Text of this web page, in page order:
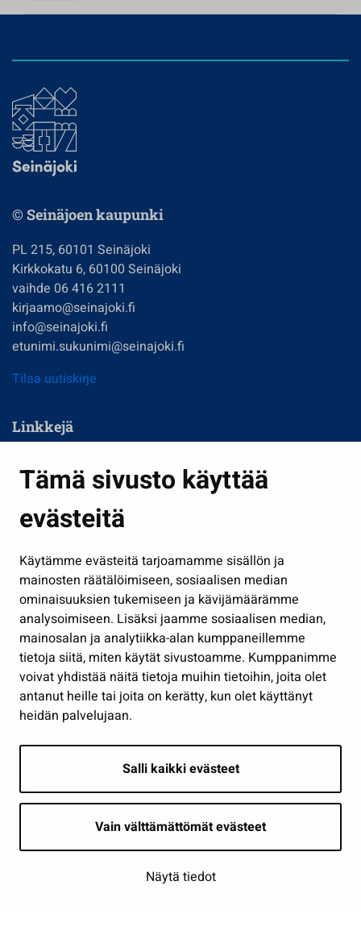
Tämä sivusto käyttää
evästeitä
Käytämme evästeitä tarjoamamme sisällön ja
mainosten räätälöimiseen, sosiaalisen median
ominaisuuksien tukemiseen ja kävijämäärämme
analysoimiseen. Lisäksi jaamme sosiaalisen median,
mainosalan ja analytiikka-alan kumppaneillemme
tietoja siitä, miten käytät sivustoamme. Kumppanimme
voivat yhdistää näitä tietoja muihin tietoihin, joita olet
antanut heille tai joita on kerätty, kun olet käyttänyt
heidän palvelujaan.
Salli kaikki evästeet
Vain välttämättömät evästeet
Näytä tiedot
© Seinäjoen kaupunki
PL 215, 60101 Seinäjoki
Kirkkokatu 6, 60100 Seinäjoki
vaihde 06 416 2111
kirjaamo@seinajoki.fi
info@seinajoki.fi
etunimi.sukunimi@seinajoki.fi
Tilaa uutiskirje
Linkkejä
Kasvatus ja opetus
Kulttuuri ja liikunta
Työ ja yrittäminen
Osallistu ja asioi
Näytä omat evästeasetukseni
Seuraa meitä
Saavutettavuusseloste | © Seinäjoki 2026